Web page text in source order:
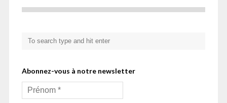
Abonnez-vous à notre newsletter